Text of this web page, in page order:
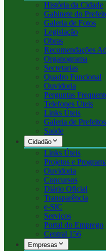
História da Cidade
Gabinete do
Galeria de Fotos
Legislação
Obras
Recomendações
Organograma
Secretarias
Quadro Funcional
Ouvidoria
Perguntas
Telefones Úteis
Links Úteis
Galeria de Prefeitos
Saúde
Cidadão
Links Úteis
Projetos e
Ouvidoria
Concursos
Diário Oficial
Transparência
e-SIC
Serviços
Portal do Emprego
Central 156
Empresas